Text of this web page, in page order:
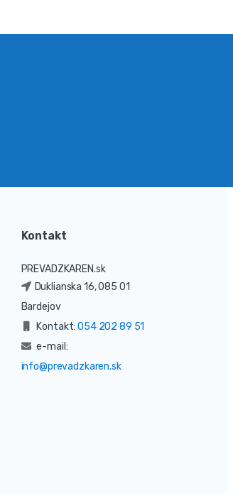
Kontakt
PREVADZKAREN.sk
Duklianska 16, 085 01
Bardejov
Kontakt:054 202 89 51
e-mail:
info@prevadzkaren.sk